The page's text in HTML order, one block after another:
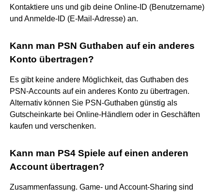
Kontaktiere uns und gib deine Online-ID (Benutzername)
und Anmelde-ID (E-Mail-Adresse) an.
Kann man PSN Guthaben auf ein anderes
Konto übertragen?
Es gibt keine andere Möglichkeit, das Guthaben des
PSN-Accounts auf ein anderes Konto zu übertragen.
Alternativ können Sie PSN-Guthaben günstig als
Gutscheinkarte bei Online-Händlern oder in Geschäften
kaufen und verschenken.
Kann man PS4 Spiele auf einen anderen
Account übertragen?
Zusammenfassung. Game- und Account-Sharing sind